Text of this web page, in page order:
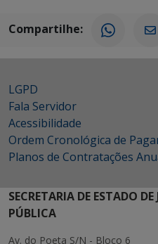
Compartilhe:
LGPD
Fala Servidor
Acessibilidade
Ordem Cronológica de
Planos de Contratações
SECRETARIA DE ESTADO
PÚBLICA
Av. do Poeta S/N - Bloco 6